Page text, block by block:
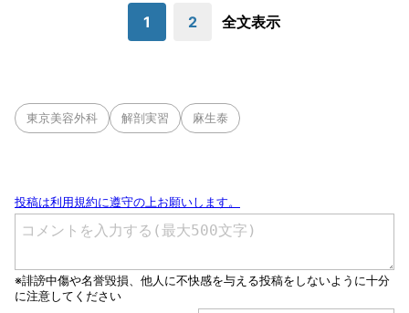
1 2 全文表示
東京美容外科 解剖実習 麻生泰